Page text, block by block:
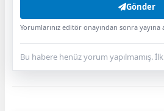
Gönder
Yorumlarınız editör onayından sonra yayına
Bu habere henüz yorum yapılmamış.